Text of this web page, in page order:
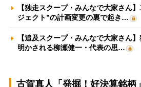
【独走スクープ・みんなで大家さん
ジェクト”の計画変更の裏で起き…
【追及スクープ・みんなで大家さん
明かされる柳瀬健一・代表の思…
古賀真人「発掘！好決算銘柄」